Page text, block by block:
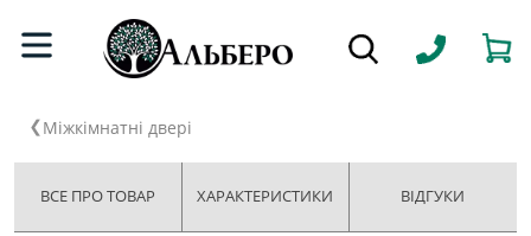
Міжкімнатні двері
ВСЕ ПРО ТОВАР ХАРАКТЕРИСТИКИ ВІДГУКИ